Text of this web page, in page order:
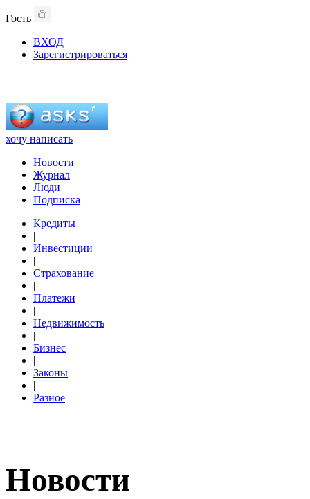
Гость
ВХОД
Зарегистрироваться
хочу написать
Новости
Журнал
Люди
Подписка
Кредиты
|
Инвестиции
|
Страхование
|
Платежи
|
Недвижимость
|
Бизнес
|
Законы
|
Разное
Новости